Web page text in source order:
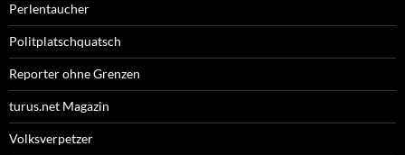
Perlentaucher
Politplatschquatsch
Reporter ohne Grenzen
turus.net Magazin
Volksverpetzer